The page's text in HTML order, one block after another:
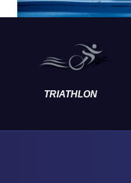
TRIATHLON